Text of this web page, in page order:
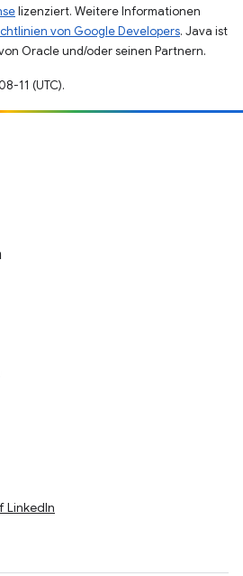
lizenziert. Weitere Informationen
von Google Developers. Java ist
Oracle und/oder seinen Partnern.
11 (UTC).
LinkedIn